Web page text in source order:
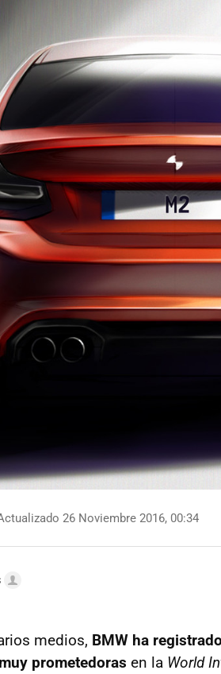
26 Noviembre 2016, 00:34
medios, BMW ha
prometedoras en la World